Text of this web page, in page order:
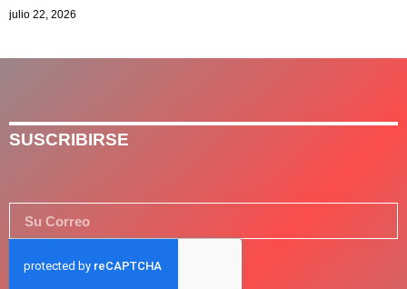
julio 22, 2026
SUSCRIBIRSE